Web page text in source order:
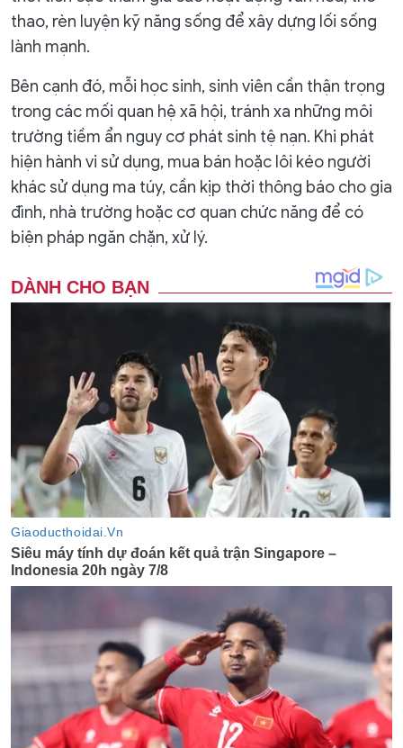
thao, rèn luyện kỹ năng sống để xây dựng lối sống
lành mạnh.
Bên cạnh đó, mỗi học sinh, sinh viên cần thận trọng
trong các mối quan hệ xã hội, tránh xa những môi
trường tiềm ẩn nguy cơ phát sinh tệ nạn. Khi phát
hiện hành vi sử dụng, mua bán hoặc lôi kéo người
khác sử dụng ma túy, cần kịp thời thông báo cho gia
đình, nhà trường hoặc cơ quan chức năng để có
biện pháp ngăn chặn, xử lý.